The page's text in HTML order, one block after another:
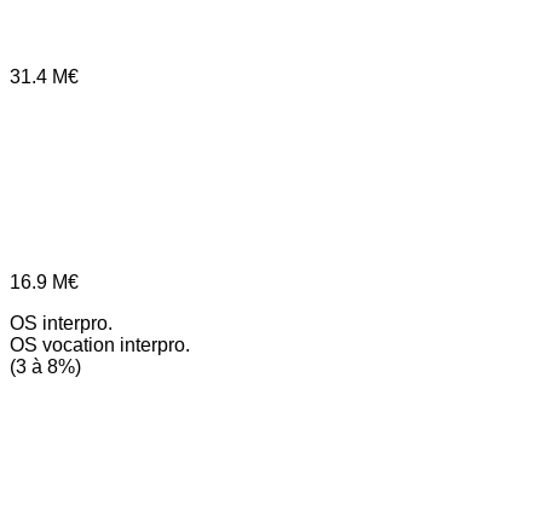
31.4 M€
16.9 M€
OS interpro.
OS vocation interpro.
(3 à 8%)